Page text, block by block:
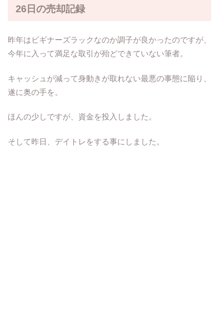
26日の売却記録
昨年はビギナーズラックなのか調子が良かったのですが、
今年に入って満足な取引が殆どできていない筆者。
キャッシュが減って身動きが取れない最悪の事態に陥り、
遂に奥の手を。
ほんの少しですが、資金を投入しました。
そして昨日、デイトレをする事にしました。